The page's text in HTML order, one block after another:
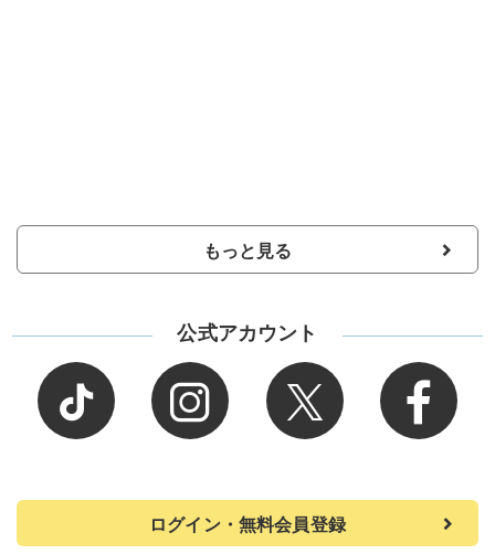
もっと見る
公式アカウント
ログイン・無料会員登録